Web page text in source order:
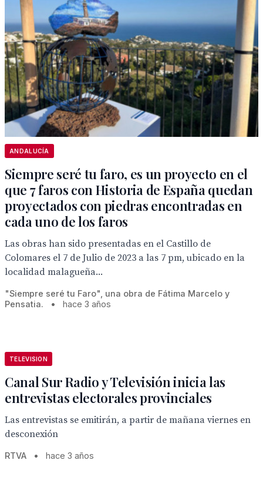
ANDALUCÍA
Siempre seré tu faro, es un proyecto en el
que 7 faros con Historia de España quedan
proyectados con piedras encontradas en
cada uno de los faros
Las obras han sido presentadas en el Castillo de
Colomares el 7 de Julio de 2023 a las 7 pm, ubicado en la
localidad malagueña...
"Siempre seré tu Faro", una obra de Fátima Marcelo y
Pensatia.
• hace 3 años
TELEVISION
Canal Sur Radio y Televisión inicia las
entrevistas electorales provinciales
Las entrevistas se emitirán, a partir de mañana viernes en
desconexión
RTVA • hace 3 años